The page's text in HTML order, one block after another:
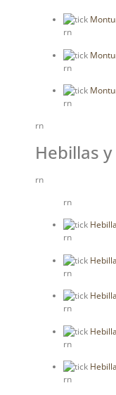
rn
rn
rn
rn
Hebillas
rn
rn
rn
rn
rn
rn
rn